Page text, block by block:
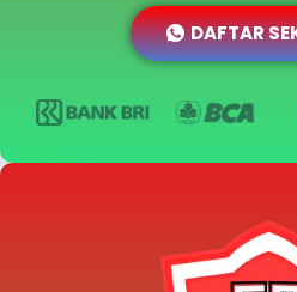
DAFTAR